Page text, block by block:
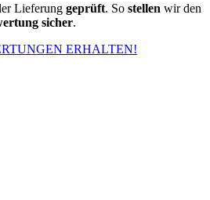
Lieferung geprüft. So stellen wir den
sicher.
ERHALTEN!